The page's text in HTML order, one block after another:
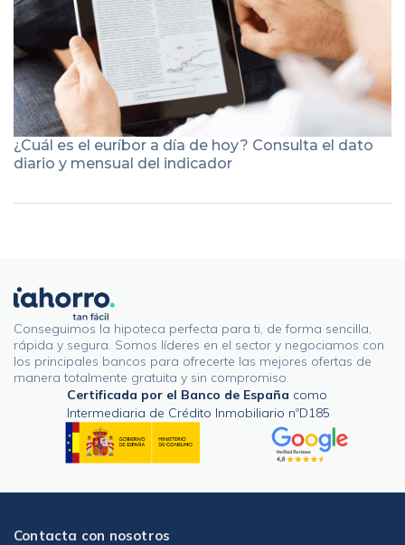
¿Cuál es el euríbor a día de hoy? Consulta el dato
diario y mensual del indicador
Conseguimos la hipoteca perfecta para ti, de forma sencilla,
rápida y segura. Somos líderes en el sector y negociamos con
los principales bancos para ofrecerte las mejores ofertas de
manera totalmente gratuita y sin compromiso.
Certificada por el Banco de España como
Intermediaria de Crédito Inmobiliario nºD185
Contacta con nosotros